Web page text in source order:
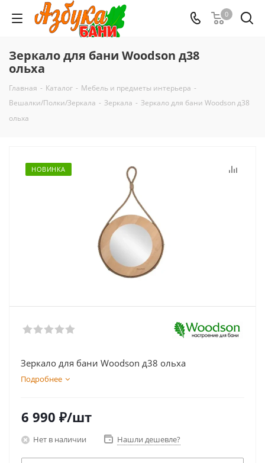
0
Зеркало для бани Woodson д38
ольха
Главная - Каталог - Мебель и предметы интерьера -
Вешалки/Полки/Зеркала - Зеркала - Зеркало для бани Woodson д38
ольха
НОВИНКА
Зеркало для бани Woodson д38 ольха
Подробнее
6 990 ₽/шт
Нет в наличии Нашли дешевле?